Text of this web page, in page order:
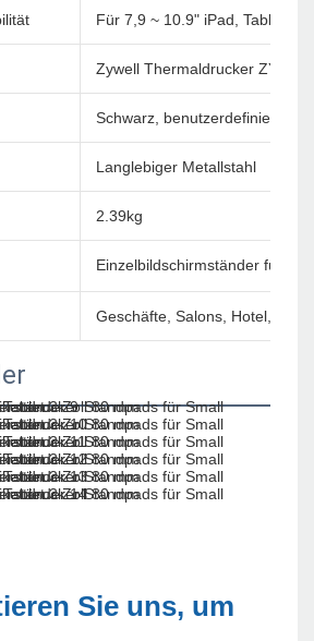
Für 7,9 ~ 10.9" iPad, Tablet
Zywell Thermaldrucker
Schwarz, benutzerdefinierte
Langlebiger Metallstahl
2.39kg
Einzelbildschirmständer für
Geschäfte, Salons, Hotel,
Sie uns, um